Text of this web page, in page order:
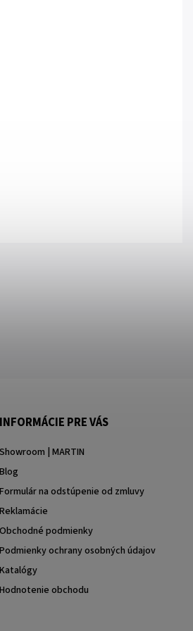
INFORMÁCIE PRE VÁS
Showroom | MARTIN
Blog
Formulár na odstúpenie od zmluvy
Reklamácie
Obchodné podmienky
Podmienky ochrany osobných údajov
Katalógy
Hodnotenie obchodu